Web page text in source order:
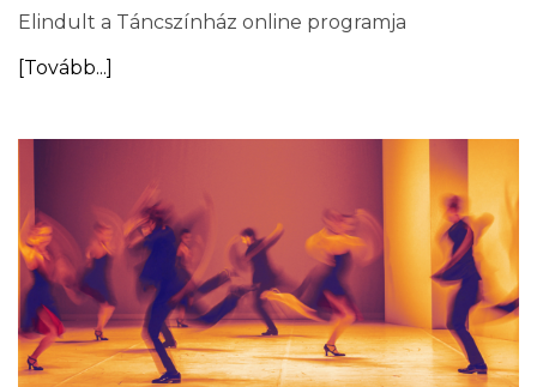
Elindult a Táncszínház online programja
[Tovább...]